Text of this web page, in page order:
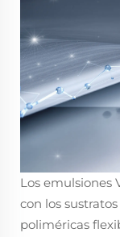
Los emulsiones
con los
poliméricas